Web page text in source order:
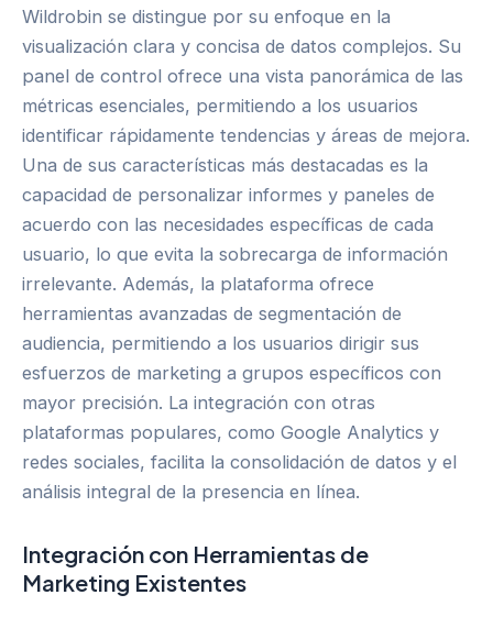
Wildrobin se distingue por su enfoque en la
visualización clara y concisa de datos complejos. Su
panel de control ofrece una vista panorámica de las
métricas esenciales, permitiendo a los usuarios
identificar rápidamente tendencias y áreas de mejora.
Una de sus características más destacadas es la
capacidad de personalizar informes y paneles de
acuerdo con las necesidades específicas de cada
usuario, lo que evita la sobrecarga de información
irrelevante. Además, la plataforma ofrece
herramientas avanzadas de segmentación de
audiencia, permitiendo a los usuarios dirigir sus
esfuerzos de marketing a grupos específicos con
mayor precisión. La integración con otras
plataformas populares, como Google Analytics y
redes sociales, facilita la consolidación de datos y el
análisis integral de la presencia en línea.
Integración con Herramientas de
Marketing Existentes